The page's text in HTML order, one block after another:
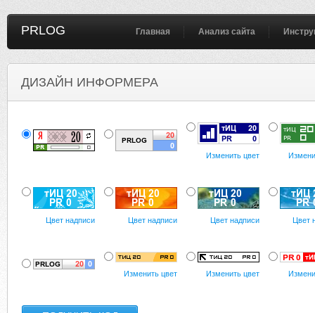
PRLOG Главная Анализ сайта
ДИЗАЙН ИНФОРМЕРА
Изменить цвет
Цвет надписи Цвет надписи Цвет надписи Цвет
Изменить цвет Изменить цвет